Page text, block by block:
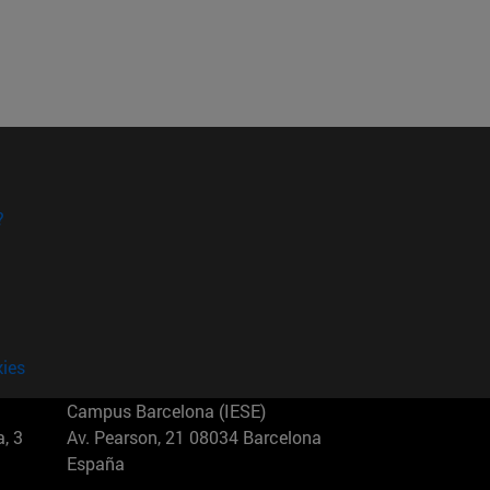
3
Campus Barcelona (IESE)
Av. Pearson, 21 08034 Barcelona
España